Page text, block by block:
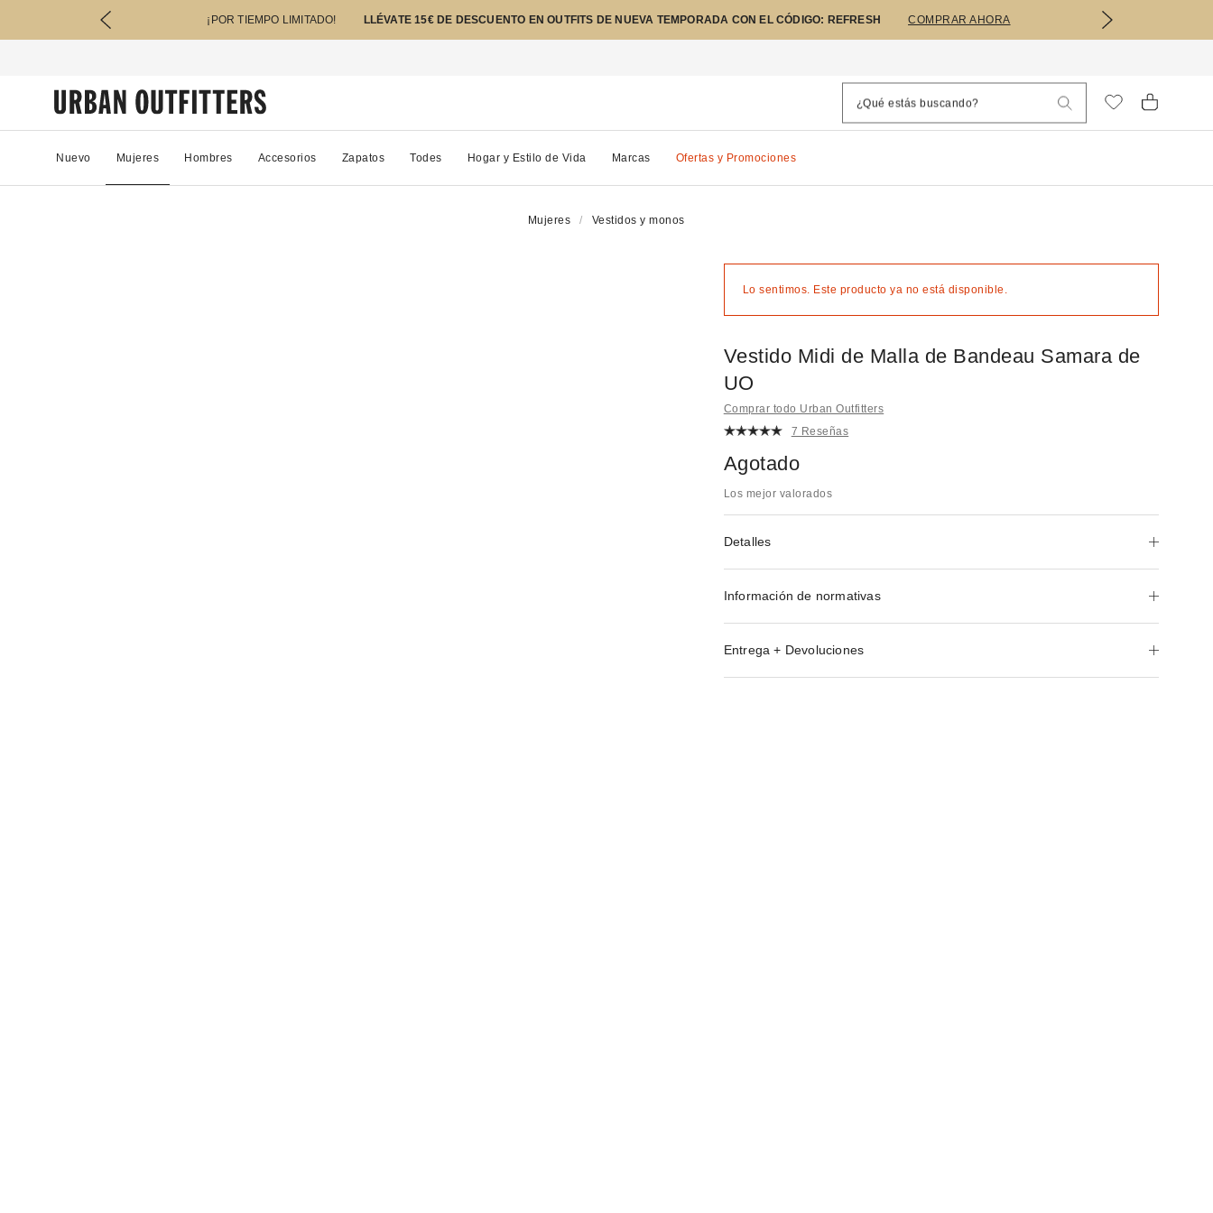
¡POR TIEMPO LIMITADO! LLÉVATE 15€ DE DESCUENTO EN OUTFITS DE NUEVA TEMPORADA CON EL CÓDIGO: REFRESH COMPRAR AHORA
Nuevo Mujeres Hombres Accesorios Zapatos Todes Hogar y Estilo de Vida Marcas Ofertas y Promociones
Mujeres Vestidos y monos
Lo sentimos. Este producto ya no está disponible.
Vestido Midi de Malla de Bandeau Samara de
UO
Comprar todo Urban Outfitters
7 Reseñas
Agotado
Los mejor valorados
Detalles
Información de normativas
Entrega + Devoluciones